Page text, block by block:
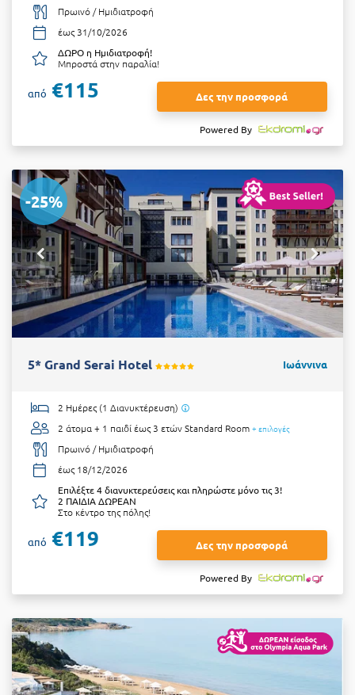
Πρωινό / Ημιδιατροφή
έως 31/10/2026
ΔΩΡΟ η Ημιδιατροφή!
Μπροστά στην παραλία!
από €115 Δες την προσφορά
Powered By
-25%
5* Grand Serai Hotel Ιωάννινα
2 Ημέρες (1 Διανυκτέρευση)
2 άτομα + 1 παιδί έως 3 ετώνStandard Room + επιλογές
Πρωινό / Ημιδιατροφή
έως 18/12/2026
Επιλέξτε 4 διανυκτερεύσεις και πληρώστε μόνο τις 3!
2 ΠΑΙΔΙΑ ΔΩΡΕΑΝ
Στο κέντρο της πόλης!
από €119 Δες την προσφορά
Powered By